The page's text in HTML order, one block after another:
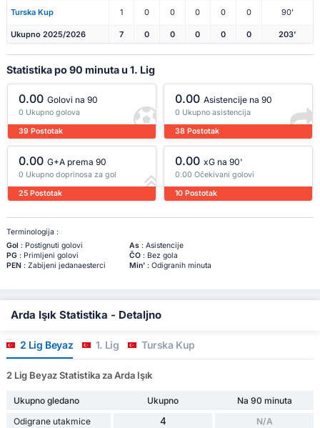
Turska Kup 1 0 0 0 0 0 90'
Ukupno 2025/2026 7 0 0 0 0 0 203'
Statistika po 90 minuta u 1. Lig
0.00 Golovi na 90
0 Ukupno golova
39 Postotak
0.00 Asistencije na 90
0 Ukupno asistencija
38 Postotak
0.00 G+A prema 90
0 Ukupno doprinosa za gol
25 Postotak
0.00 xG na 90'
0.00 Očekivani golovi
10 Postotak
Terminologija :
Gol : Postignuti golovi As: Asistencije
PG: Primljeni golovi ČO: Bez gola
PEN: Zabijeni jedanaesterci Min': Odigranih minuta
Arda Işık Statistika - Detaljno
2 Lig Beyaz 1. Lig Turska Kup
2 Lig Beyaz Statistika za Arda Işık
Ukupno gledano Ukupno
Na 90 minuta
Odigrane utakmice
4 N/A